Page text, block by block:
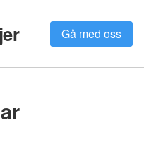
Gå med oss